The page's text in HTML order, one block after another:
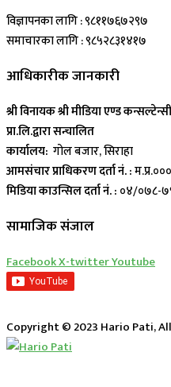
विज्ञापनका लागि : ९८११७६७२९७
समाचारका लागि : ९८५२८३१४१७
आधिकारीक जानकारी
श्री विनायक श्री मीडिया एण्ड कन्सल्टेन्सी
प्रा.लि.द्वारा सन्चालित
कार्यालय: गोल बजार, सिराहा
आमसंचार प्राधिकरण दर्ता नं. :
मिडिया काउन्सिल दर्ता नं. : ०४/०७८-
सामाजिक संजाल
FacebookX-twitterYoutube
Copyright © 2023 Hario Pati,